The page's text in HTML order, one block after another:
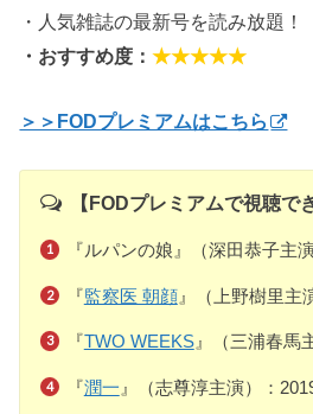
・人気雑誌の最新号を読み放題！
・おすすめ度：★★★★★
＞＞FODプレミアムはこちら
【FODプレミアムで視聴で
『ルパンの娘』（深田恭子主
『監察医 朝顔』（上野樹里主
『TWO WEEKS』（三浦春馬
『潤一 』（志尊淳主演）：